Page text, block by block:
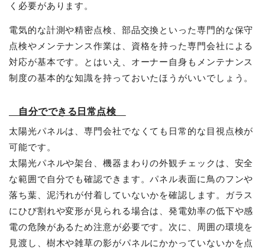
く必要があります。
電気的な計測や精密点検、部品交換といった専門的な保守
点検やメンテナンス作業は、資格を持った専門会社による
対応が基本です。とはいえ、オーナー自身もメンテナンス
制度の基本的な知識を持っておいたほうがいいでしょう。
自分でできる日常点検
太陽光パネルは、専門会社でなくても日常的な目視点検が
可能です。
太陽光パネルや架台、機器まわりの外観チェックは、安全
な範囲で自分でも確認できます。パネル表面に鳥のフンや
落ち葉、泥汚れが付着していないかを確認します。ガラス
にひび割れや変形が見られる場合は、発電効率の低下や感
電の危険があるため注意が必要です。次に、周囲の環境を
見渡し、樹木や雑草の影がパネルにかかっていないかを点